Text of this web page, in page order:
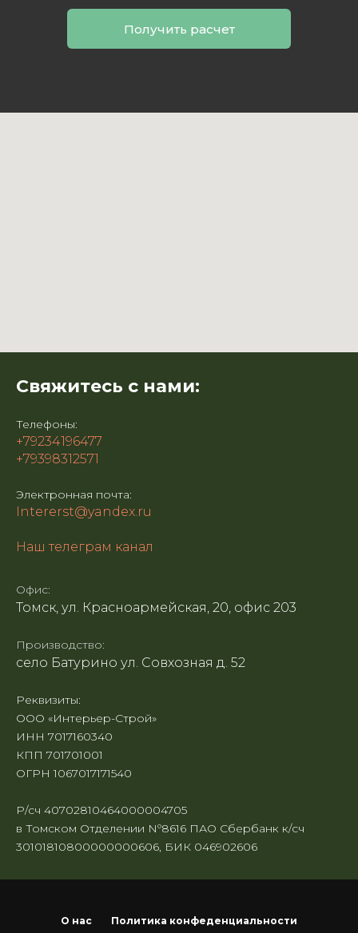
Получить расчет
Свяжитесь с нами:
Телефоны:
+79234196477
+79398312571
Электронная почта:
Intererst@yandex.ru
Наш телеграм канал
Офис:
Томск, ул. Красноармейская, 20, офис 203
Производство:
село Батурино ул. Совхозная д. 52
Реквизиты:
ООО «Интерьер-Строй»
ИНН 7017160340
КПП 701701001
ОГРН 1067017171540
Р/сч 40702810464000004705
в Томском Отделении Nº8616 ПАО Сбербанк к/сч
30101810800000000606, БИК 046902606
О нас Политика конфеденциальности